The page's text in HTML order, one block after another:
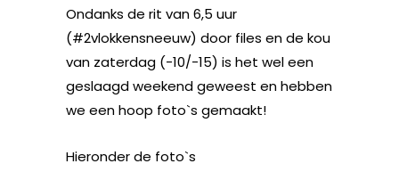
Ondanks de rit van 6,5 uur
(#2vlokkensneeuw) door files en de kou
van zaterdag (-10/-15) is het wel een
geslaagd weekend geweest en hebben
we een hoop foto`s gemaakt!
Hieronder de foto`s